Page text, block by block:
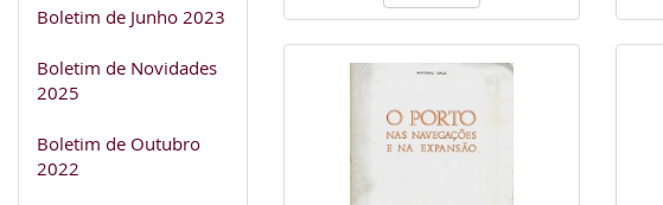
Boletim de Junho 2023
Boletim de Novidades
2025
Boletim de Outubro
2022